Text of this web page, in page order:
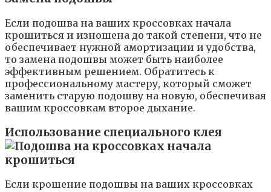
Если подошва на ваших кроссовках начала
крошиться и изношена до такой степени, что не
обеспечивает нужной амортизации и удобства,
то замена подошвы может быть наиболее
эффективным решением. Обратитесь к
профессиональному мастеру, который сможет
заменить старую подошву на новую, обеспечивая
вашим кроссовкам второе дыхание.
Использование специального клея
Если крошение подошвы на ваших кроссовках